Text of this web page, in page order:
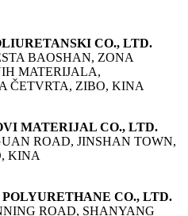
CO., LTD.
BAOSHAN, ZONA
MATERIJALA,
ČETVRTA, ZIBO, KINA
MATERIJAL CO., LTD.
ROAD, JINSHAN TOWN,
KINA
CO., LTD.
ROAD, SHANYANG